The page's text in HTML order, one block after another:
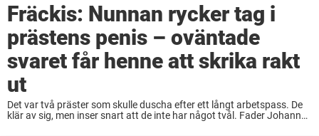
Fräckis: Nunnan rycker tag i
prästens penis – oväntade
svaret får henne att skrika rakt
ut
Det var två präster som skulle duscha efter ett långt arbetspass. De
klär av sig, men inser snart att de inte har något tvål. Fader Johannes